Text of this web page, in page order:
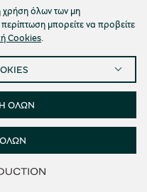
Δείτε 52
αποτελέσματα
χρήση όλων των μη
μπορείτε να προβείτε
Cookies.
ΟΛΩΝ